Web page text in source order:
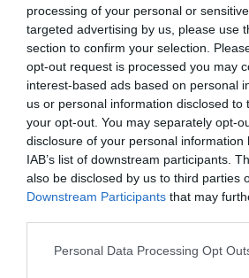
processing of your personal or
targeted advertising by us, please use
section to confirm your selection.
opt-out request is processed you may
interest-based ads based on personal
us or personal information disclosed to
your opt-out. You may separately opt-
disclosure of your personal information
IAB’s list of downstream participants.
also be disclosed by us to third parties
Downstream Participants that may
Please note that this website/app uses
Personal Data Processing Opt
Καθώς ενδέχεται τα κράτη
επιβάλλουν πρόσθετες
τελικό καθαρό ποσό
φορολογικό καθεστώς της
του βουλευτή.
Δυνάμει του ενιαίου
βουλευτών σε ισχύ από τον
μισθό. Ορίζεται στο 38,5%